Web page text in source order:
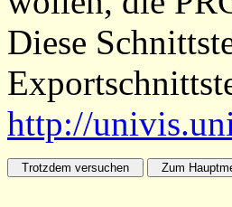
Diese
http://